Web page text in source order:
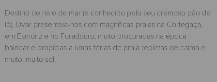
Destino de ria e de mar (e conhecido pelo seu cremoso pão de
ló), Ovar presenteia-nos com magníficas praias na Cortegaça,
em Esmoriz e no Furadouro, muito procuradas na época
balnear e propícias a umas férias de praia repletas de calma e
muito, muito sol.